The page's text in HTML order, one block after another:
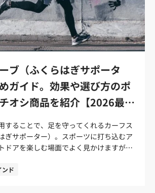
のパフォーマンスが低下してしまいま
ムカバーを着用することで冷え込みを予
でスタートできます。走り出して身体が
カバーをめくるだけでスムーズな体温調
にも効果的です。太陽からの熱を跳ね返
昇を軽減してくれます。 トライアス
筆者は夏のトライアスロンシーズンも冬
ンもアームカバーは欠かせません。 コン
ォーマンスアップ ランニングは足
振りもパフォーマンスに大きな影響を与
推進力を生み出し、リズムを取れるので
定に効果的です。 コンプレッショ
載のアームカバーを着用することで、腕
。高い推進力からエネルギーロスをなく
ブ（ふくらはぎサポータ
ガイド。効果や選び方のポ
オシ商品を紹介【2026最
することで、足を守ってくれるカーフス
ぎサポーター）。スポーツに打ち込むア
ドアを楽しむ場面でよく見かけますが、
こで今回はこれからカー
ンド